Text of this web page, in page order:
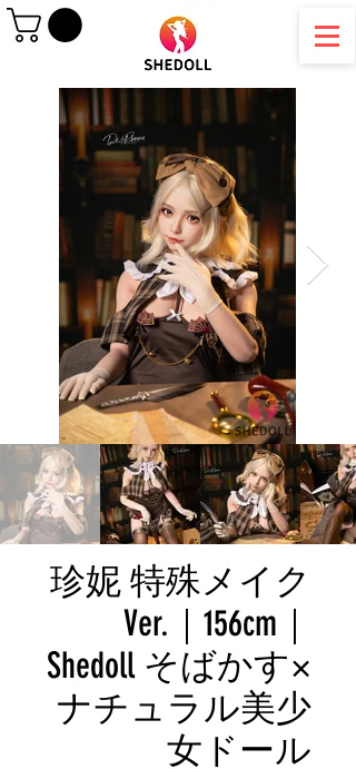
珍妮 特殊メイク
Ver.｜156cm｜
Shedoll そばかす×
ナチュラル美少
女ドール